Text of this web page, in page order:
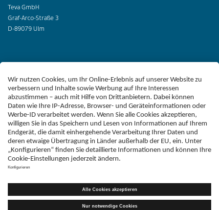
Teva GmbH
Graf-Arco-Straße 3
D-89079 Ulm
Erklärung zur Barrierefreiheit
Impressum
Liefer-AGB
Datenschutz
Haftungsausschluss
Follow Teva